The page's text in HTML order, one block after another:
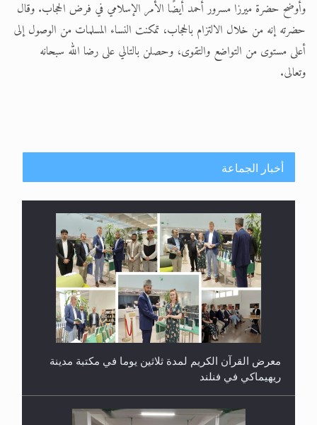
وأوضح حضرة ميرزا مسرور أحمد أيضًا الأمر الإسلامي في فرض الحجاب. وقال
حضرته إنه من خلال الالتزام بالحجاب، تمكنت النساء المسلمات من الوصول إلى
أعلى مستوى من التواضع والتقوى، وحصلن بالتالي على رضا الله سبحانه
وتعالى.
أخبار الجماعة
معرض القرآن الكريم لمدة ثلاثين يوما في مكتبة مدينة
ريهيماكي في فنلند